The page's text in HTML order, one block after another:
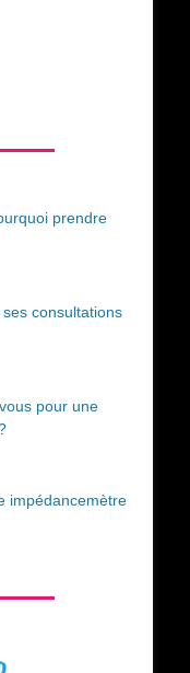
prendre
consultations
pour une
impédancemètre